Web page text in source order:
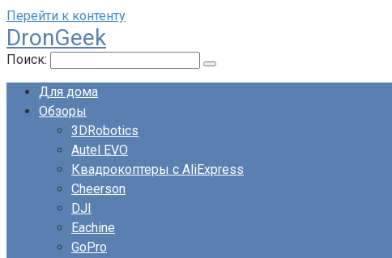
Перейти к контенту
DronGeek
Поиск:
Для дома
Обзоры
3DRobotics
Autel EVO
Квадрокоптеры с AliExpress
Cheerson
DJI
Eachine
GoPro